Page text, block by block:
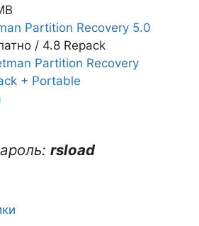
Partition Recovery 5.0
/ 4.8 Repack
Partition Recovery
+ Portable
rsload